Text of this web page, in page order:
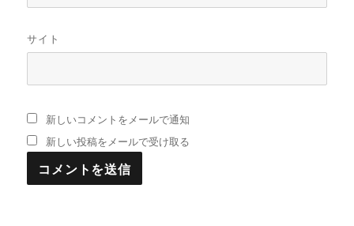
サイト
新しいコメントをメールで通知
新しい投稿をメールで受け取る